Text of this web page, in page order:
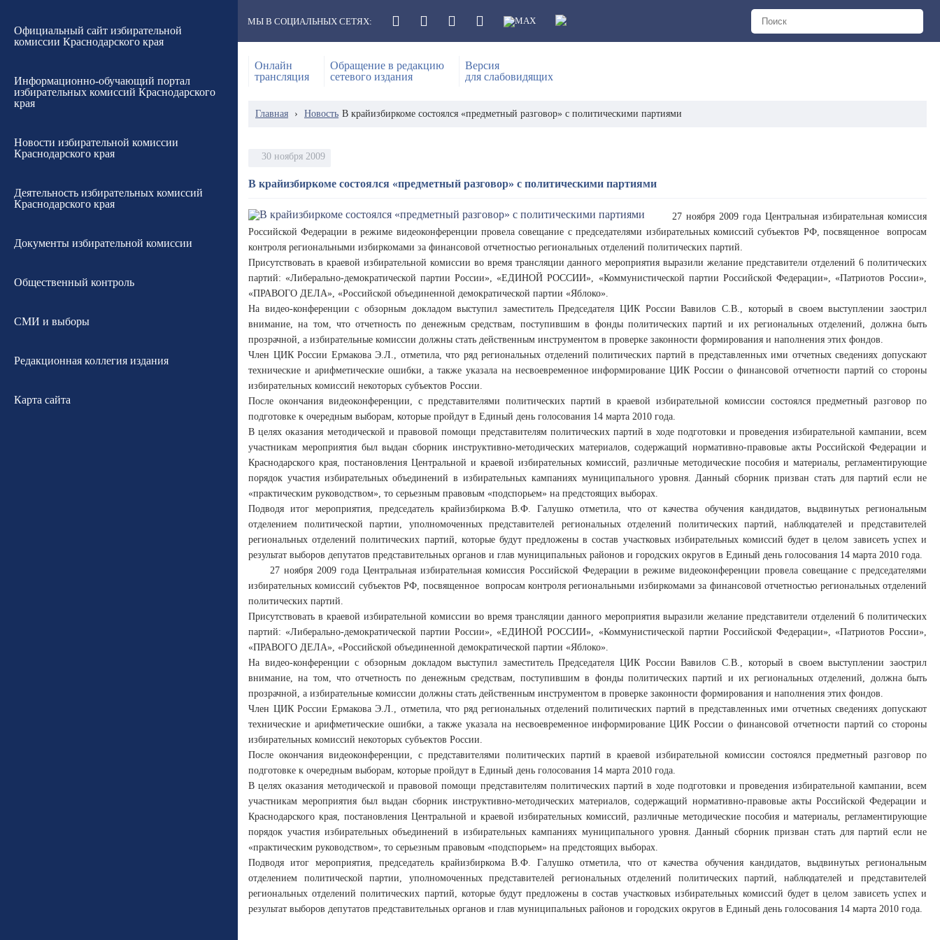
Официальный сайт избирательной
комиссии Краснодарского края
Информационно-обучающий портал
избирательных комиссий Краснодарского
края
Новости избирательной комиссии
Краснодарского края
Деятельность избирательных комиссий
Краснодарского края
Документы избирательной комиссии
Общественный контроль
СМИ и выборы
Редакционная коллегия издания
Карта сайта
МЫ В СОЦИАЛЬНЫХ СЕТЯХ:
Онлайн
трансляция
Обращение в редакцию
сетевого издания
Версия
для слабовидящих
Главная › Новость В крайизбиркоме состоялся «предметный разговор» с политическими партиями
30 ноября 2009
В крайизбиркоме состоялся «предметный разговор» с политическими партиями
27 ноября 2009 года Центральная избирательная комиссия
Российской Федерации в режиме видеоконференции провела совещание с председателями избирательных комиссий субъектов РФ, посвященное вопросам
контроля региональными избиркомами за финансовой отчетностью региональных отделений политических партий.
Присутствовать в краевой избирательной комиссии во время трансляции данного мероприятия выразили желание представители отделений 6 политических
партий: «Либерально-демократической партии России», «ЕДИНОЙ РОССИИ», «Коммунистической партии Российской Федерации», «Патриотов России»,
«ПРАВОГО ДЕЛА», «Российской объединенной демократической партии «Яблоко».
На видео-конференции с обзорным докладом выступил заместитель Председателя ЦИК России Вавилов С.В., который в своем выступлении заострил
внимание, на том, что отчетность по денежным средствам, поступившим в фонды политических партий и их региональных отделений, должна быть
прозрачной, а избирательные комиссии должны стать действенным инструментом в проверке законности формирования и наполнения этих фондов.
Член ЦИК России Ермакова Э.Л., отметила, что ряд региональных отделений политических партий в представленных ими отчетных сведениях допускают
технические и арифметические ошибки, а также указала на несвоевременное информирование ЦИК России о финансовой отчетности партий со стороны
избирательных комиссий некоторых субъектов России.
После окончания видеоконференции, с представителями политических партий в краевой избирательной комиссии состоялся предметный разговор по
подготовке к очередным выборам, которые пройдут в Единый день голосования 14 марта 2010 года.
В целях оказания методической и правовой помощи представителям политических партий в ходе подготовки и проведения избирательной кампании, всем
участникам мероприятия был выдан сборник инструктивно-методических материалов, содержащий нормативно-правовые акты Российской Федерации и
Краснодарского края, постановления Центральной и краевой избирательных комиссий, различные методические пособия и материалы, регламентирующие
порядок участия избирательных объединений в избирательных кампаниях муниципального уровня. Данный сборник призван стать для партий если не
«практическим руководством», то серьезным правовым «подспорьем» на предстоящих выборах.
Подводя итог мероприятия, председатель крайизбиркома В.Ф. Галушко отметила, что от качества обучения кандидатов, выдвинутых региональным
отделением политической партии, уполномоченных представителей региональных отделений политических партий, наблюдателей и представителей
региональных отделений политических партий, которые будут предложены в состав участковых избирательных комиссий будет в целом зависеть успех и
результат выборов депутатов представительных органов и глав муниципальных районов и городских округов в Единый день голосования 14 марта 2010 года.
27 ноября 2009 года Центральная избирательная комиссия Российской Федерации в режиме видеоконференции провела совещание с председателями
избирательных комиссий субъектов РФ, посвященное вопросам контроля региональными избиркомами за финансовой отчетностью региональных отделений
политических партий.
Присутствовать в краевой избирательной комиссии во время трансляции данного мероприятия выразили желание представители отделений 6 политических
партий: «Либерально-демократической партии России», «ЕДИНОЙ РОССИИ», «Коммунистической партии Российской Федерации», «Патриотов России»,
«ПРАВОГО ДЕЛА», «Российской объединенной демократической партии «Яблоко».
На видео-конференции с обзорным докладом выступил заместитель Председателя ЦИК России Вавилов С.В., который в своем выступлении заострил
внимание, на том, что отчетность по денежным средствам, поступившим в фонды политических партий и их региональных отделений, должна быть
прозрачной, а избирательные комиссии должны стать действенным инструментом в проверке законности формирования и наполнения этих фондов.
Член ЦИК России Ермакова Э.Л., отметила, что ряд региональных отделений политических партий в представленных ими отчетных сведениях допускают
технические и арифметические ошибки, а также указала на несвоевременное информирование ЦИК России о финансовой отчетности партий со стороны
избирательных комиссий некоторых субъектов России.
После окончания видеоконференции, с представителями политических партий в краевой избирательной комиссии состоялся предметный разговор по
подготовке к очередным выборам, которые пройдут в Единый день голосования 14 марта 2010 года.
В целях оказания методической и правовой помощи представителям политических партий в ходе подготовки и проведения избирательной кампании, всем
участникам мероприятия был выдан сборник инструктивно-методических материалов, содержащий нормативно-правовые акты Российской Федерации и
Краснодарского края, постановления Центральной и краевой избирательных комиссий, различные методические пособия и материалы, регламентирующие
порядок участия избирательных объединений в избирательных кампаниях муниципального уровня. Данный сборник призван стать для партий если не
«практическим руководством», то серьезным правовым «подспорьем» на предстоящих выборах.
Подводя итог мероприятия, председатель крайизбиркома В.Ф. Галушко отметила, что от качества обучения кандидатов, выдвинутых региональным
отделением политической партии, уполномоченных представителей региональных отделений политических партий, наблюдателей и представителей
региональных отделений политических партий, которые будут предложены в состав участковых избирательных комиссий будет в целом зависеть успех и
результат выборов депутатов представительных органов и глав муниципальных районов и городских округов в Единый день голосования 14 марта 2010 года.